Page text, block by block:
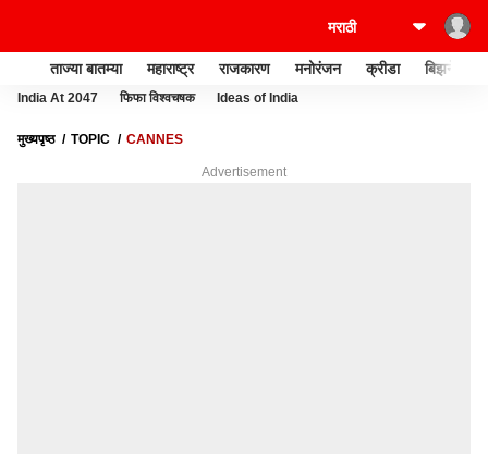
ताज्या बातम्या महाराष्ट्र राजकारण मनोरंजन क्रीडा बिझनेस
India At 2047 फिफा विश्वचषक Ideas of India
मुख्यपृष्ठ TOPIC CANNES
Advertisement